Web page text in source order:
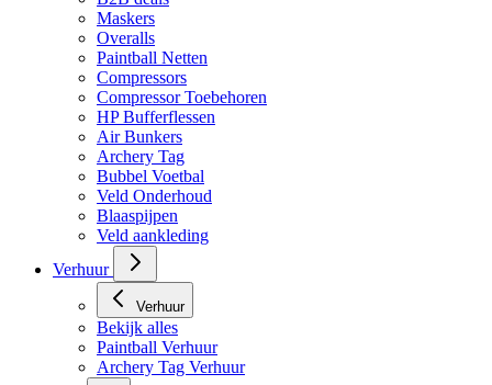
Bekijk alles
B2B deals
Maskers
Overalls
Paintball Netten
Compressors
Compressor Toebehoren
HP Bufferflessen
Air Bunkers
Archery Tag
Bubbel Voetbal
Veld Onderhoud
Blaaspijpen
Veld aankleding
Verhuur
Bekijk alles
Paintball Verhuur